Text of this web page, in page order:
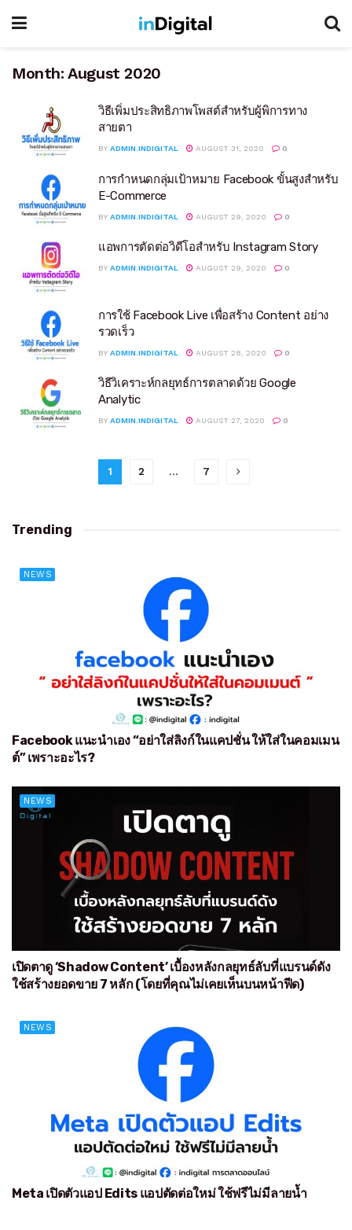
Month:August 2020
วิธีเพิ่มประสิทธิภาพโพสต์สำหรับผู้พิการทาง
สายตา
BY ADMIN.INDIGITAL AUGUST 31, 2020 0
การกำหนดกลุ่มเป้าหมาย Facebook ขั้นสูงสำหรับ
E-Commerce
BY ADMIN.INDIGITAL AUGUST 29, 2020 0
แอพการตัดต่อวิดีโอสำหรับ Instagram Story
BY ADMIN.INDIGITAL AUGUST 29, 2020 0
การใช้ Facebook Live เพื่อสร้าง Content อย่าง
รวดเร็ว
BY ADMIN.INDIGITAL AUGUST 28, 2020 0
วิธีวิเคราะห์กลยุทธ์การตลาดด้วย Google
Analytic
BY ADMIN.INDIGITAL AUGUST 27, 2020 0
1 2 … 7
Trending
NEWS
Facebook แนะนำเอง “อย่าใส่ลิงก์ในแคปชั่น ให้ใส่ในคอมเมน
ต์” เพราะอะไร?
NEWS
เปิดตาดู ‘Shadow Content’ เบื้องหลังกลยุทธ์ลับที่แบรนด์ดัง
ใช้สร้างยอดขาย 7 หลัก (โดยที่คุณไม่เคยเห็นบนหน้าฟีด)
NEWS
Meta เปิดตัวแอป Edits แอปตัดต่อใหม่ ใช้ฟรีไม่มีลายน้ำ